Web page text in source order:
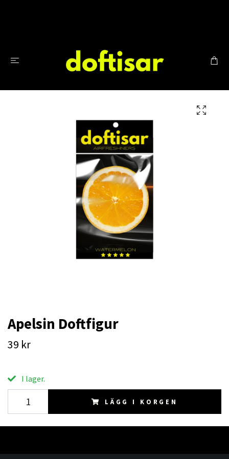
Apelsin Doftfigur
39 kr
I lager.
LÄGG I KORGEN